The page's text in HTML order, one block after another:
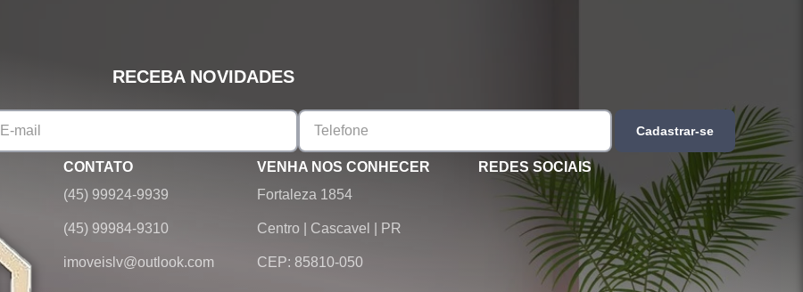
RECEBA NOVIDADES
Cadastrar-se
CONTATO
(45) 99924-9939
(45) 99984-9310
imoveislv@outlook.com
VENHA NOS CONHECER
Fortaleza 1854
Centro Cascavel PR
CEP: 85810-050
REDES SOCIAIS